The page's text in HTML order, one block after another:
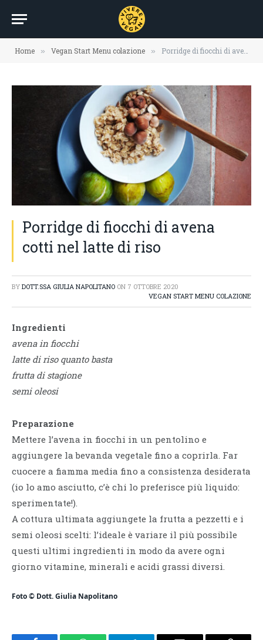
Home » Vegan Start Menu colazione » Porridge di fiocchi di avena cotti nel latte di riso
Porridge di fiocchi di avena
cotti nel latte di riso
BY DOTT.SSA GIULIA NAPOLITANO ON 7 OTTOBRE 2020
VEGAN START MENU COLAZIONE
Ingredienti
avena in fiocchi
latte di riso quanto basta
frutta di stagione
semi oleosi
Preparazione
Mettere l’avena in fiocchi in un pentolino e
aggiungere la bevanda vegetale fino a coprirla. Far
cuocere a fiamma media fino a consistenza desiderata
(io lo amo asciutto, c’è chi lo preferisce più liquido:
sperimentate!).
A cottura ultimata aggiungete la frutta a pezzetti e i
semi oleosi scelti: l’ideale è variare il più possibile
questi ultimi ingredienti in modo da avere ogni
giorno vitamine, minerali e acidi grassi diversi.
Foto © Dott. Giulia Napolitano